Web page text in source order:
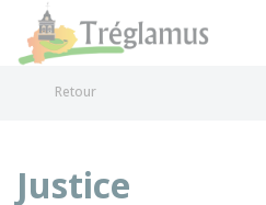
Retour
Justice